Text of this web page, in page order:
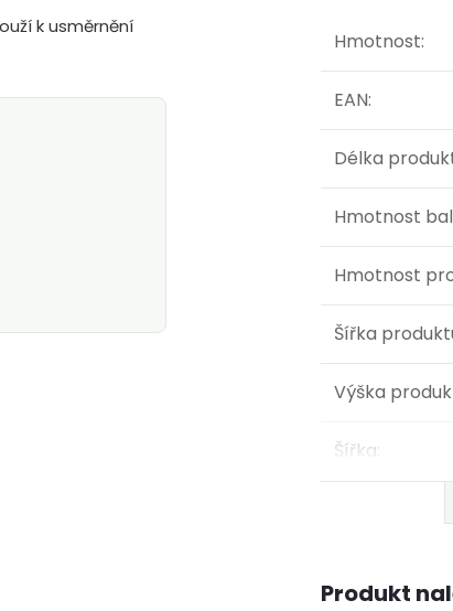
k usměrnění
Hmotnost:
EAN:
Délka
Hmotnost
Hmotnost
Šířka
Výška
Šířka:
Produkt